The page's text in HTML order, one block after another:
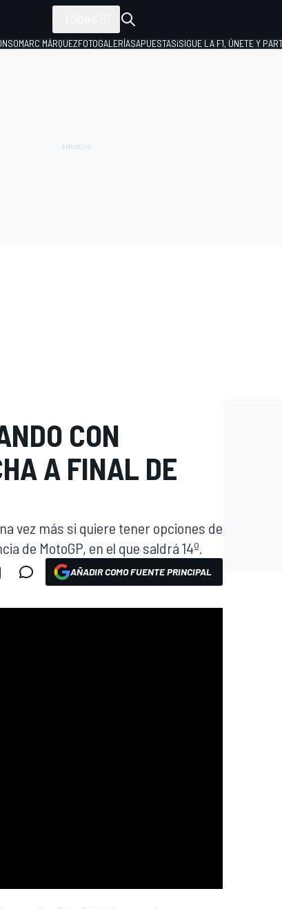
MARC MÁRQUEZFOTOGALERÍASAPUESTAS¡SIGUE LA F1, ÚNETE Y
CON
A FINAL DE
vez más si quiere tener opciones de
de MotoGP, en el que saldrá 14º.
AÑADIR COMO FUENTE PRINCIPAL